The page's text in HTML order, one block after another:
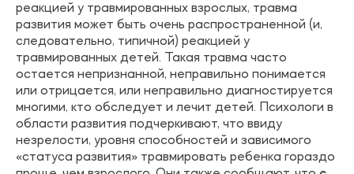
реакцией у травмированных взрослых, травма
развития может быть очень распространенной (и,
следовательно, типичной) реакцией у
травмированных детей. Такая травма часто
остается непризнанной, неправильно понимается
или отрицается, или неправильно диагностируется
многими, кто обследует и лечит детей. Психологи в
области развития подчеркивают, что ввиду
незрелости, уровня способностей и зависимого
«статуса развития» травмировать ребенка гораздо